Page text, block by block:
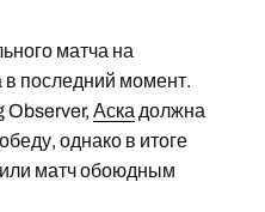
матча на
последний момент.
Observer, Аска должна
однако в итоге
матч обоюдным